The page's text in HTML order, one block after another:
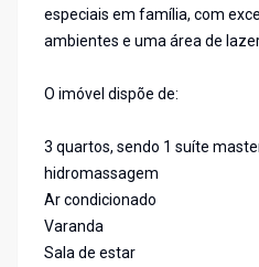
especiais em família, com
ambientes e uma área de
O imóvel dispõe de:
3 quartos, sendo 1 suíte
hidromassagem
Ar condicionado
Varanda
Sala de estar